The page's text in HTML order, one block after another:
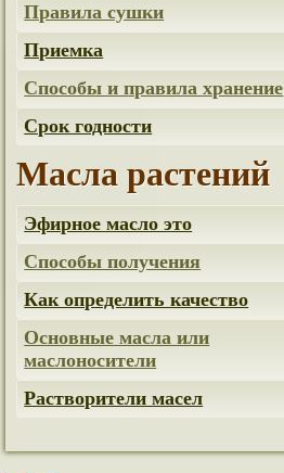
Правила сушки
Приемка
Способы и правила хранение
Срок годности
Масла растений
Эфирное масло это
Способы получения
Как определить качество
Основные масла или
маслоносители
Растворители масел